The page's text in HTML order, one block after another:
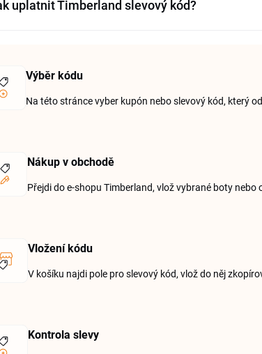
uplatnit Timberland slevový kód?
Výběr kódu
Na této stránce vyber kupón nebo slevový kód, který
Nákup v obchodě
Přejdi do e-shopu Timberland, vlož vybrané boty
Vložení kódu
V košíku najdi pole pro slevový kód, vlož do něj
Kontrola slevy